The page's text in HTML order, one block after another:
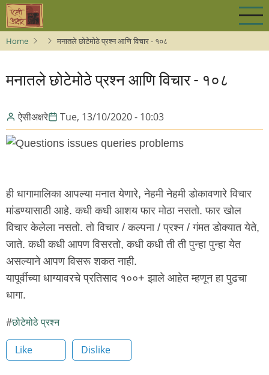
Skip
main
content
Home मनातले छोटेमोठे प्रश्न आणि विचार - १०८
मनातले छोटेमोठे प्रश्न आणि विचार - १०८
ऐसीअक्षरे Tue, 13/10/2020 - 10:03
ही धागामालिका आपल्या मनात येणारे, नेहमी नेहमी डोकावणारे विचार
मांडण्यासाठी आहे. कधी कधी आशय फार मोठा नसतो. फार खोल
विचार केलेला नसतो. तो विचार / कल्पना / प्रश्न / गंमत डोक्यात येते,
जाते. कधी कधी आपण विसरतो, कधी कधी ती ती पुन्हा पुन्हा येत
असल्याने आपण विसरू शकत नाही.
यापूर्वीच्या धाग्यावरचे प्रतिसाद १००+ झाले आहेत म्हणून हा पुढचा
धागा.
छोटेमोठे प्रश्न
Like Dislike